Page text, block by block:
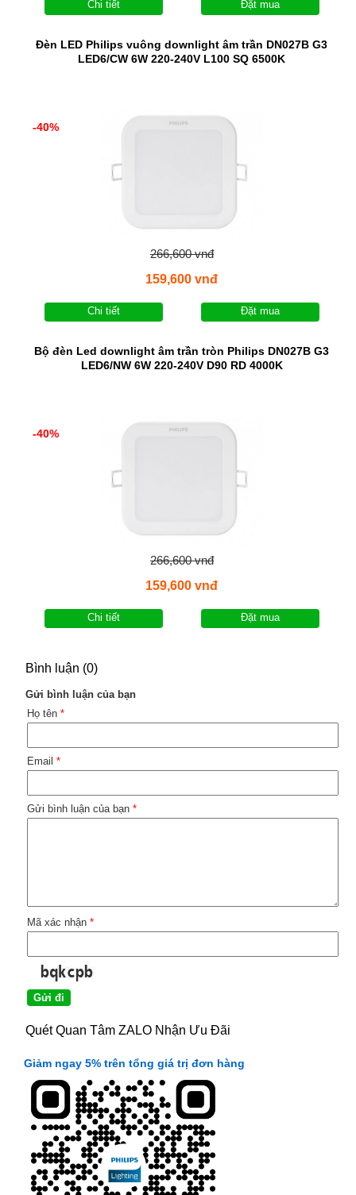
Chi tiết Đặt mua
Đèn LED Philips vuông downlight âm trần DN027B G3
LED6/CW 6W 220-240V L100 SQ 6500K
-40%
266,600 vnđ
159,600 vnđ
Chi tiết Đặt mua
Bộ đèn Led downlight âm trần tròn Philips DN027B G3
LED6/NW 6W 220-240V D90 RD 4000K
-40%
266,600 vnđ
159,600 vnđ
Chi tiết Đặt mua
Bình luận (0)
Gửi bình luận của bạn
Họ tên *
Email *
Gửi bình luận của bạn *
Mã xác nhận *
Quét Quan Tâm ZALO Nhận Ưu Đãi
Giảm ngay 5% trên tổng giá trị đơn hàng